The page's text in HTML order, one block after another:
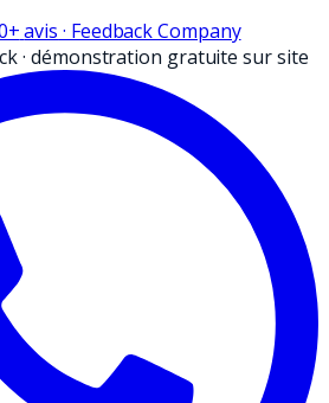
avis · Feedback Company
·démonstration gratuite sur site